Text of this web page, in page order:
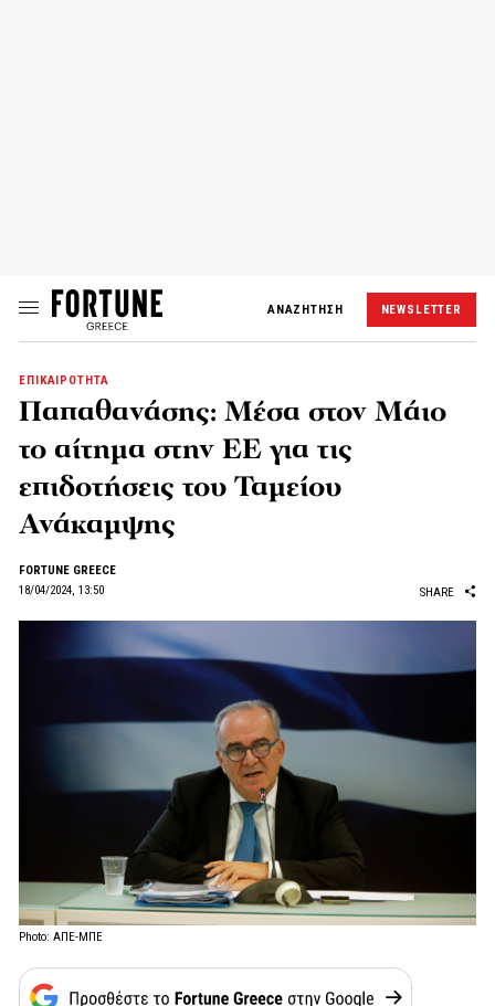
ΑΝΑΖΗΤΗΣΗ NEWSLETTER
ΕΠΙΚΑΙΡΟΤΗΤΑ
Παπαθανάσης: Μέσα στον Μάιο
το αίτημα στην ΕΕ για τις
επιδοτήσεις του Ταμείου
Ανάκαμψης
FORTUNE GREECE
18/04/2024, 13:50
SHARE
Photo: ΑΠΕ-ΜΠΕ